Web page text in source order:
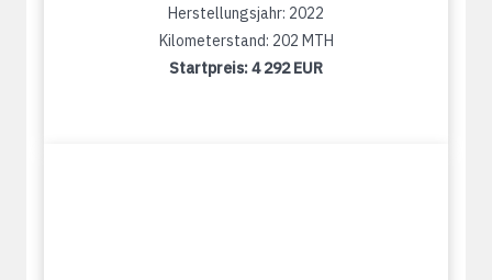
Herstellungsjahr: 2022
Kilometerstand: 202 MTH
Startpreis:4 292 EUR